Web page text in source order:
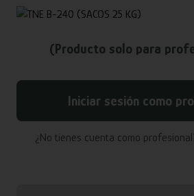
(Producto solo para
Iniciar sesión como
¿No tienes cuenta como